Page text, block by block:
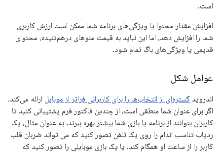
است.
افزایش مقدار محتوا یا ویژگی‌های برنامه شما ممکن است ارزش کاربری
شما را افزایش دهد، اما این نباید به قیمت منوهای درهم‌تنیده، محتوای
قدیمی یا ویژگی‌های باگ تمام شود.
عوامل شکل
اندروید گستره‌ای از انتخاب‌ها را برای کاربرانی فراتر از موبایل ارائه می‌کند.
اگر برای عنوان شما منطقی است، از چندین فاکتور فرم پشتیبانی کنید تا
کاربران بتوانند از برنامه یا بازی شما بیشتر بهره ببرند. به عنوان مثال، یک
ردیاب تناسب اندام را روی یک تلفن تصور کنید که می تواند ضربان قلب
کاربر را از ساعت او همگام کند. یا یک بازی موبایلی را تصور کنید که